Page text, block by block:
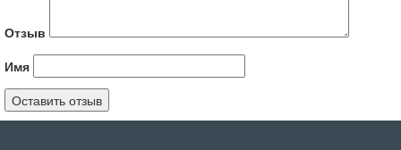
Отзыв
Имя